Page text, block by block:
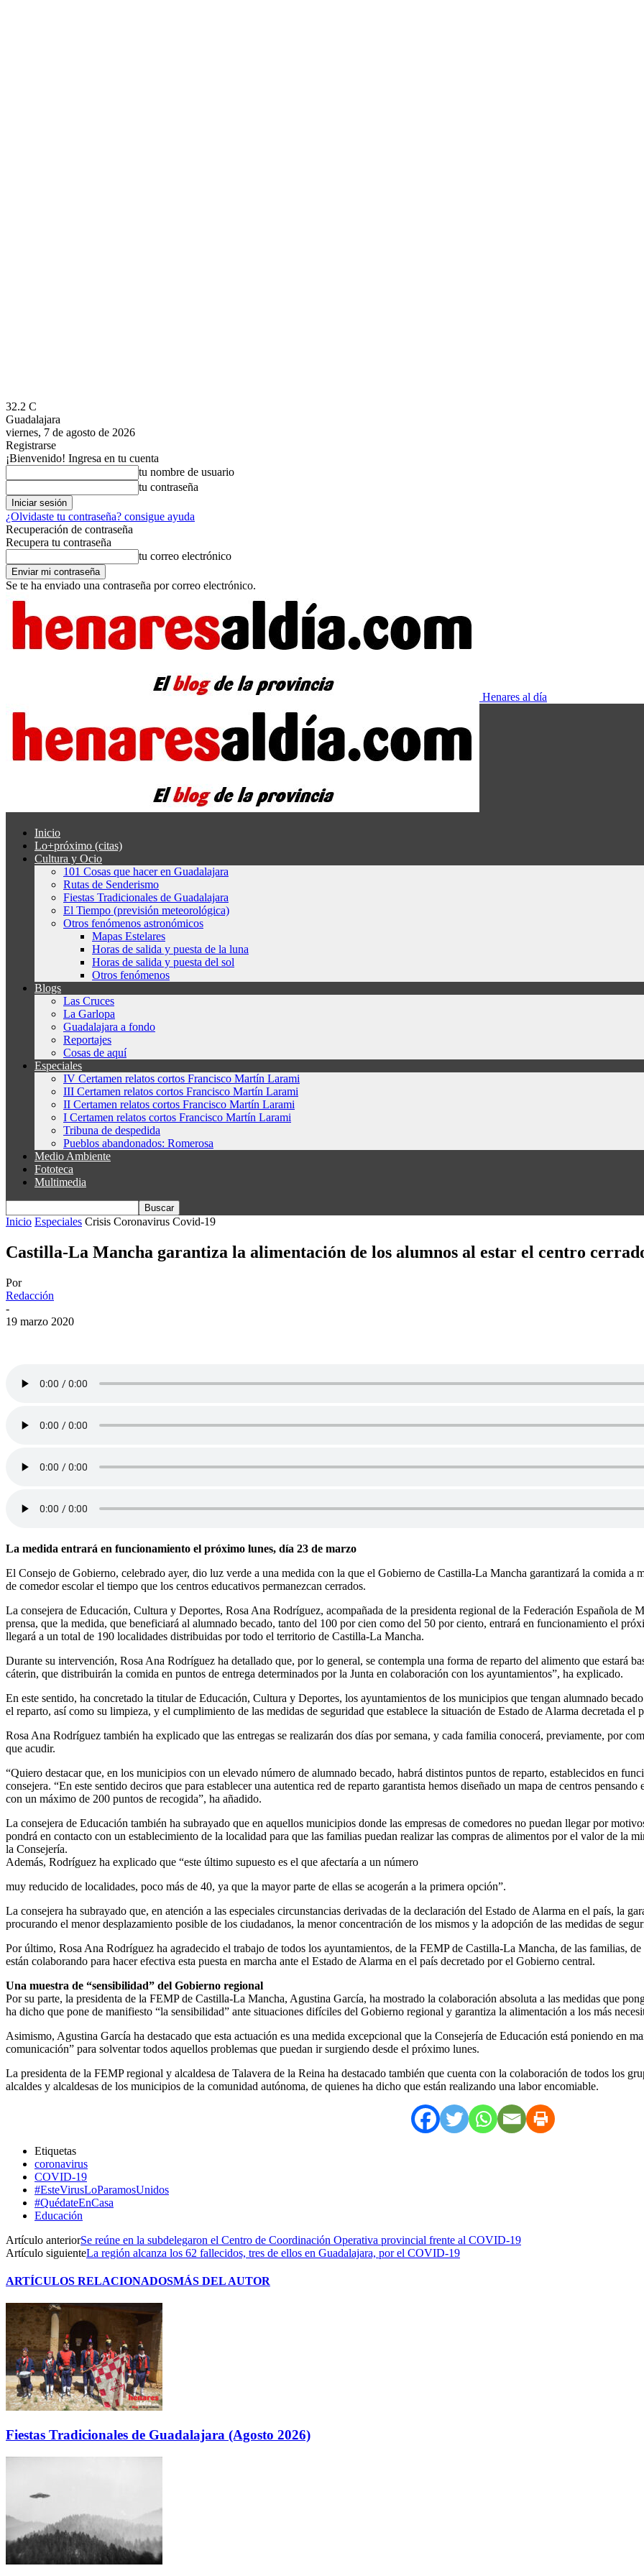
32.2 C
Guadalajara
viernes, 7 de agosto de 2026
Registrarse
¡Bienvenido! Ingresa en tu cuenta
tu nombre de usuario
tu contraseña
¿Olvidaste tu contraseña? consigue ayuda
Recuperación de contraseña
Recupera tu contraseña
tu correo electrónico
Se te ha enviado una contraseña por correo electrónico.
Henares al día
Inicio
Lo+próximo (citas)
Cultura y Ocio
101 Cosas que hacer en Guadalajara
Rutas de Senderismo
Fiestas Tradicionales de Guadalajara
El Tiempo (previsión meteorológica)
Otros fenómenos astronómicos
Mapas Estelares
Horas de salida y puesta de la luna
Horas de salida y puesta del sol
Otros fenómenos
Blogs
Las Cruces
La Garlopa
Guadalajara a fondo
Reportajes
Cosas de aquí
Especiales
IV Certamen relatos cortos Francisco Martín Larami
III Certamen relatos cortos Francisco Martín Larami
II Certamen relatos cortos Francisco Martín Larami
I Certamen relatos cortos Francisco Martín Larami
Tribuna de despedida
Pueblos abandonados: Romerosa
Medio Ambiente
Fototeca
Multimedia
Inicio Especiales Crisis Coronavirus Covid-19
Castilla-La Mancha garantiza la alimentación de los alumnos al estar el centro
Por
Redacción
-
19 marzo 2020
La medida entrará en funcionamiento el próximo lunes, día 23 de marzo
El Consejo de Gobierno, celebrado ayer, dio luz verde a una medida con la que el Gobierno de Castilla-La Mancha garantizará la comida a
de comedor escolar el tiempo que los centros educativos permanezcan cerrados.
La consejera de Educación, Cultura y Deportes, Rosa Ana Rodríguez, acompañada de la presidenta regional de la Federación Española
prensa, que la medida, que beneficiará al alumnado becado, tanto del 100 por cien como del 50 por ciento, entrará en funcionamiento el
llegará a un total de 190 localidades distribuidas por todo el territorio de Castilla-La Mancha.
Durante su intervención, Rosa Ana Rodríguez ha detallado que, por lo general, se contempla una forma de reparto del alimento que estará
cáterin, que distribuirán la comida en puntos de entrega determinados por la Junta en colaboración con los ayuntamientos”, ha explicado.
En este sentido, ha concretado la titular de Educación, Cultura y Deportes, los ayuntamientos de los municipios que tengan alumnado
el reparto, así como su limpieza, y el cumplimiento de las medidas de seguridad que establece la situación de Estado de Alarma decretada el
Rosa Ana Rodríguez también ha explicado que las entregas se realizarán dos días por semana, y cada familia conocerá, previamente, por
que acudir.
“Quiero destacar que, en los municipios con un elevado número de alumnado becado, habrá distintos puntos de reparto, establecidos en
consejera. “En este sentido deciros que para establecer una autentica red de reparto garantista hemos diseñado un mapa de centros
con un máximo de 200 puntos de recogida”, ha añadido.
La consejera de Educación también ha subrayado que en aquellos municipios donde las empresas de comedores no puedan llegar por
pondrá en contacto con un establecimiento de la localidad para que las familias puedan realizar las compras de alimentos por el valor de la
la Consejería.
Además, Rodríguez ha explicado que “este último supuesto es el que afectaría a un número
muy reducido de localidades, poco más de 40, ya que la mayor parte de ellas se acogerán a la primera opción”.
La consejera ha subrayado que, en atención a las especiales circunstancias derivadas de la declaración del Estado de Alarma en el país, la
procurando el menor desplazamiento posible de los ciudadanos, la menor concentración de los mismos y la adopción de las medidas de
Por último, Rosa Ana Rodríguez ha agradecido el trabajo de todos los ayuntamientos, de la FEMP de Castilla-La Mancha, de las familias,
están colaborando para hacer efectiva esta puesta en marcha ante el Estado de Alarma en el país decretado por el Gobierno central.
Una muestra de “sensibilidad” del Gobierno regional
Por su parte, la presidenta de la FEMP de Castilla-La Mancha, Agustina García, ha mostrado la colaboración absoluta a las medidas que
ha dicho que pone de manifiesto “la sensibilidad” ante situaciones difíciles del Gobierno regional y garantiza la alimentación a los más
Asimismo, Agustina García ha destacado que esta actuación es una medida excepcional que la Consejería de Educación está poniendo en
comunicación” para solventar todos aquellos problemas que puedan ir surgiendo desde el próximo lunes.
La presidenta de la FEMP regional y alcaldesa de Talavera de la Reina ha destacado también que cuenta con la colaboración de todos los
alcaldes y alcaldesas de los municipios de la comunidad autónoma, de quienes ha dicho que están realizando una labor encomiable.
Etiquetas
coronavirus
COVID-19
#EsteVirusLoParamosUnidos
#QuédateEnCasa
Educación
Artículo anteriorSe reúne en la subdelegaron el Centro de Coordinación Operativa provincial frente al COVID-19
Artículo siguienteLa región alcanza los 62 fallecidos, tres de ellos en Guadalajara, por el COVID-19
ARTÍCULOS RELACIONADOSMÁS DEL AUTOR
Fiestas Tradicionales de Guadalajara (Agosto 2026)